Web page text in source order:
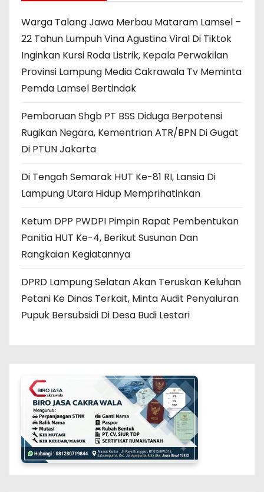
Warga Talang Jawa Merbau Mataram Lamsel –
22 Tahun Lumpuh Vina Agustina Viral Di Tiktok
Inginkan Kursi Roda Listrik, Kepala Perwakilan
Provinsi Lampung Media Cakrawala Tv Meminta
Pemda Lamsel Bertindak
Pembaruan Shgb PT BSS Diduga Berpotensi
Rugikan Negara, Kementrian ATR/BPN Di Gugat
Di PTUN Jakarta
Di Tengah Semarak HUT Ke-81 RI, Lansia Di
Lampung Utara Hidup Memprihatinkan
Ketum DPP PWDPI Pimpin Rapat Pembentukan
Panitia HUT Ke-4, Berikut Susunan Dan
Rangkaian Kegiatannya
DPRD Lampung Selatan Akan Teruskan Keluhan
Petani Ke Dinas Terkait, Minta Audit Penyaluran
Pupuk Bersubsidi Di Desa Budi Lestari